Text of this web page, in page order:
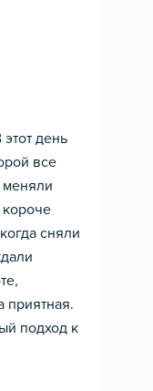
день
все
меняли
короче
сняли
приятная.
подход к